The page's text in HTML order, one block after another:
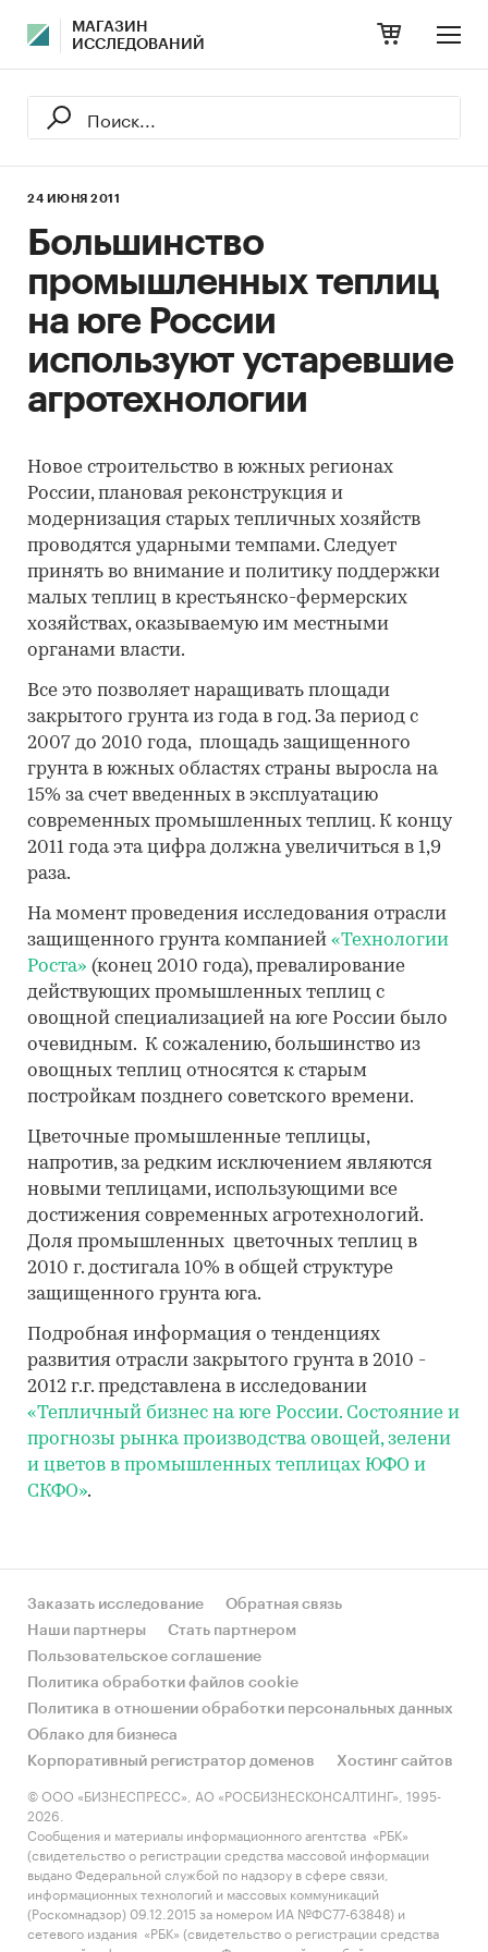
МАГАЗИН
ИССЛЕДОВАНИЙ
24 ИЮНЯ 2011
Большинство
промышленных теплиц
на юге России
используют устаревшие
агротехнологии
Новое строительство в южных регионах
России, плановая реконструкция и
модернизация старых тепличных хозяйств
проводятся ударными темпами. Следует
принять во внимание и политику поддержки
малых теплиц в крестьянско-фермерских
хозяйствах, оказываемую им местными
органами власти.
Все это позволяет наращивать площади
закрытого грунта из года в год. За период с
2007 до 2010 года, площадь защищенного
грунта в южных областях страны выросла на
15% за счет введенных в эксплуатацию
современных промышленных теплиц. К концу
2011 года эта цифра должна увеличиться в 1,9
раза.
На момент проведения исследования отрасли
защищенного грунта компанией «Технологии
Роста» (конец 2010 года), превалирование
действующих промышленных теплиц с
овощной специализацией на юге России было
очевидным. К сожалению, большинство из
овощных теплиц относятся к старым
постройкам позднего советского времени.
Цветочные промышленные теплицы,
напротив, за редким исключением являются
новыми теплицами, использующими все
достижения современных агротехнологий.
Доля промышленных цветочных теплиц в
2010 г. достигала 10% в общей структуре
защищенного грунта юга.
Подробная информация о тенденциях
развития отрасли закрытого грунта в 2010 -
2012 г.г. представлена в исследовании
«Тепличный бизнес на юге России. Состояние и
прогнозы рынка производства овощей, зелени
и цветов в промышленных теплицах ЮФО и
СКФО».
Заказать исследование
Обратная связь
Наши партнеры
Стать партнером
Пользовательское соглашение
Политика обработки файлов cookie
Политика в отношении обработки персональных данных
Облако для бизнеса
Корпоративный регистратор доменов
Хостинг сайтов
© ООО «БИЗНЕСПРЕСС», АО «РОСБИЗНЕСКОНСАЛТИНГ», 1995-
2026.
Сообщения и материалы информационного агентства «РБК»
(свидетельство о регистрации средства массовой информации
выдано Федеральной службой по надзору в сфере связи,
информационных технологий и массовых коммуникаций
(Роскомнадзор) 09.12.2015 за номером ИА №ФС77-63848) и
сетевого издания «РБК» (свидетельство о регистрации средства